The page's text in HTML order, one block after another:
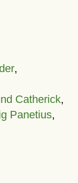
,
Catherick,
Panetius,